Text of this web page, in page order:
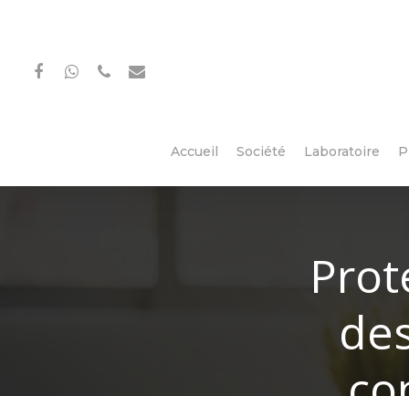
Accueil Société Laboratoire